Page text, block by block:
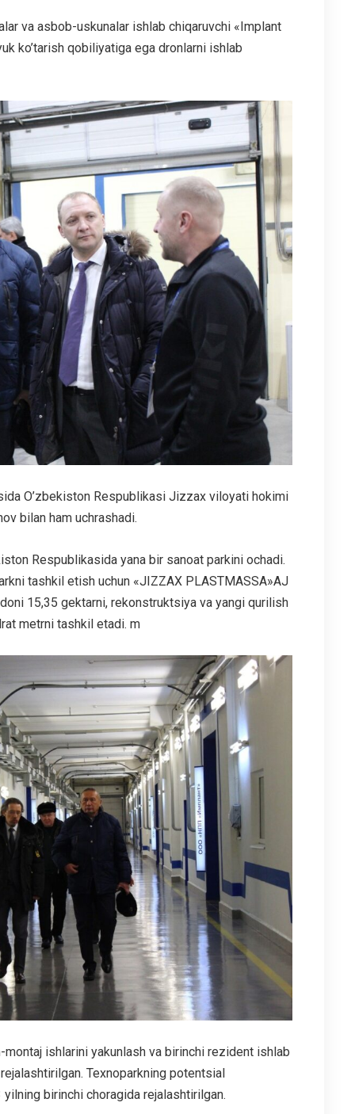
va asbob-uskunalar ishlab chiqaruvchi «Implant
ko’tarish qobiliyatiga ega dronlarni ishlab
O’zbekiston Respublikasi Jizzax viloyati hokimi
bilan ham uchrashadi.
Respublikasida yana bir sanoat parkini ochadi.
tashkil etish uchun «JIZZAX PLASTMASSA»AJ
15,35 gektarni, rekonstruktsiya va yangi qurilish
metrni tashkil etadi. m
ishlarini yakunlash va birinchi rezident ishlab
Texnoparkning potentsial
birinchi choragida rejalashtirilgan.